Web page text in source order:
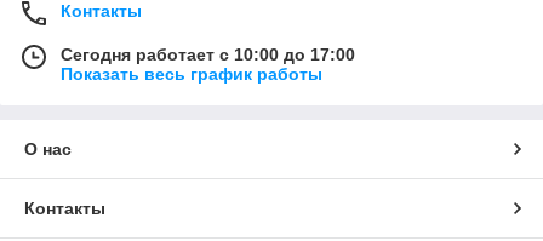
Контакты
Сегодня работает с 10:00 до 17:00
Показать весь график работы
О нас
Контакты